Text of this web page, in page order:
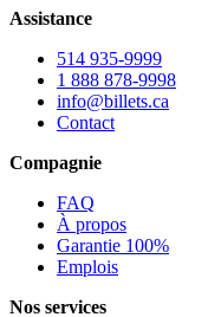
Assistance
514 935-9999
1 888 878-9998
info@billets.ca
Contact
Compagnie
FAQ
À propos
Garantie 100%
Emplois
Nos services